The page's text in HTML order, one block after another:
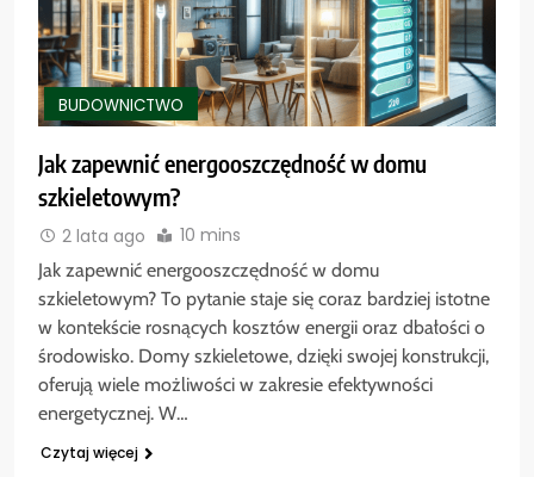
BUDOWNICTWO
Jak zapewnić energooszczędność w domu
szkieletowym?
2 lata ago 10 mins
Jak zapewnić energooszczędność w domu
szkieletowym? To pytanie staje się coraz bardziej istotne
w kontekście rosnących kosztów energii oraz dbałości o
środowisko. Domy szkieletowe, dzięki swojej konstrukcji,
oferują wiele możliwości w zakresie efektywności
energetycznej. W…
Czytaj więcej